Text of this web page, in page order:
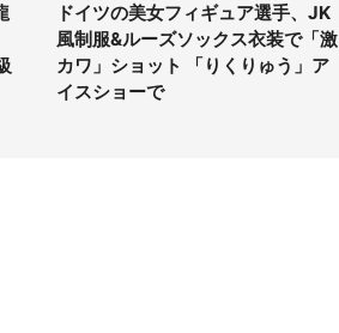
ドイツの美女フィギュア選手、JK
風制服&ルーズソックス衣装で「激
カワ」ショット 「りくりゅう」ア
イスショーで